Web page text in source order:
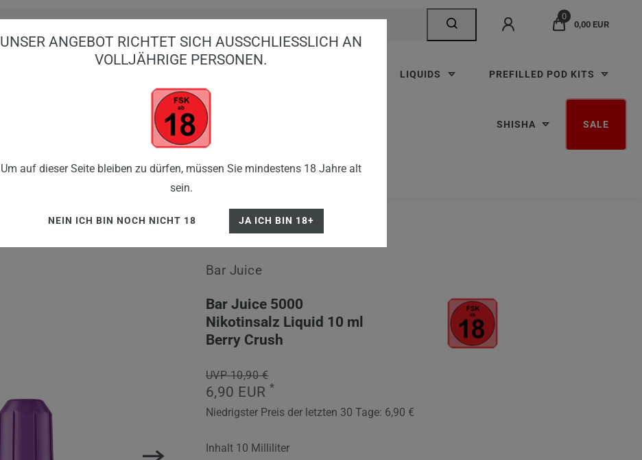
0
0,00 EUR
LIQUIDS PREFILLED POD KITS
SHISHA SALE
Bar Juice 5000 Nikotinsalz Liquid 10 Ml Berry Crush
Bar Juice
Bar Juice 5000
Nikotinsalz Liquid 10 ml
Berry Crush
UVP 10,90 €
6,90 EUR *
Niedrigster Preis der letzten 30 Tage: 6,90 €
Inhalt 10 Milliliter
UNSER ANGEBOT RICHTET SICH AUSSCHLIESSLICH AN V
OLLJÄHRIGE PERSONEN.
Um auf dieser Seite bleiben zu dürfen, müssen Sie mindestens 18 Jahre alt
sein.
NEIN ICH BIN NOCH NICHT 18 JA ICH BIN 18+